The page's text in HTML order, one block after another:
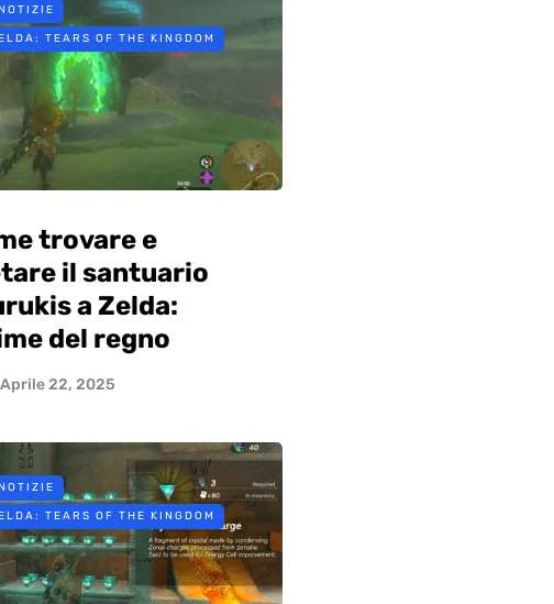
NOTIZIE
TEARS OF THE KINGDOM
trovare e
il santuario
a Zelda:
del regno
Aprile 22, 2025
NOTIZIE
TEARS OF THE KINGDOM